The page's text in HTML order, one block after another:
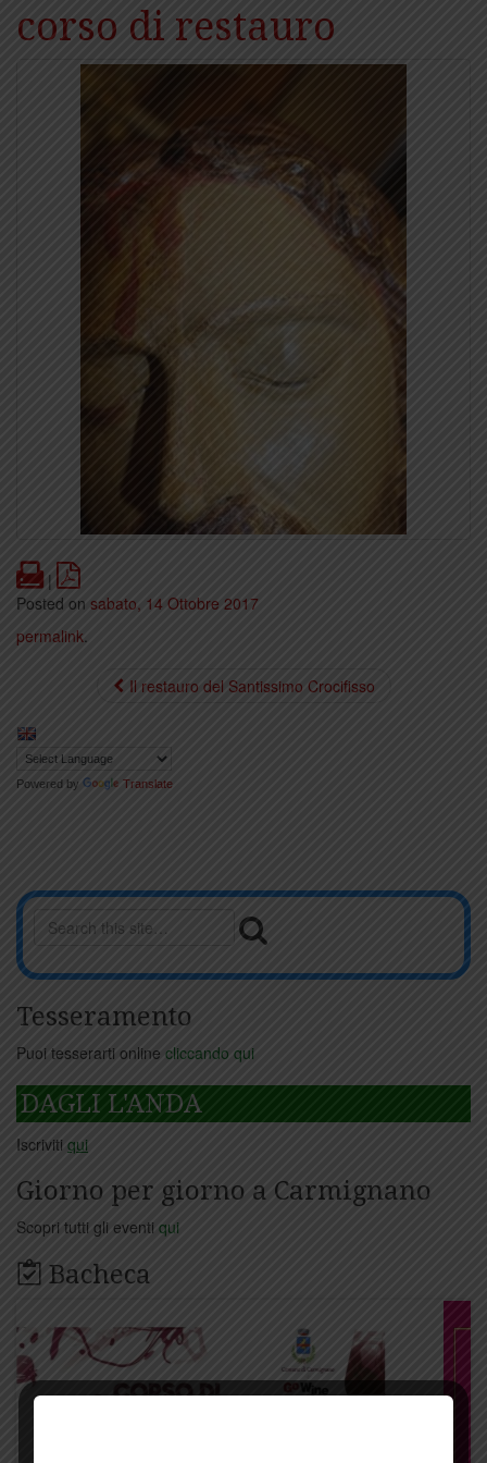
corso di restauro
Print
|
Posted on sabato, 14 Ottobre 2017
permalink.
Il restauro del Santissimo Crocifisso
Powered by Translate
Tesseramento
Puoi tesserarti online cliccando qui
DAGLI L'ANDA
Iscriviti qui
Giorno per giorno a Carmignano
Scopri tutti gli eventi qui
Bacheca